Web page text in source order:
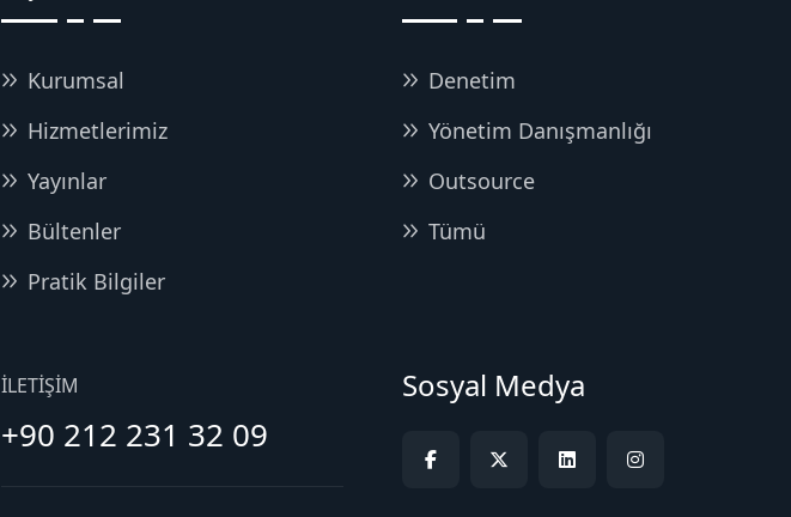
Kurumsal
Hizmetlerimiz
Yayınlar
Bültenler
Pratik Bilgiler
Denetim
Yönetim Danışmanlığı
Outsource
Tümü
İLETIŞIM
+90 212 231 32 09
Sosyal Medya